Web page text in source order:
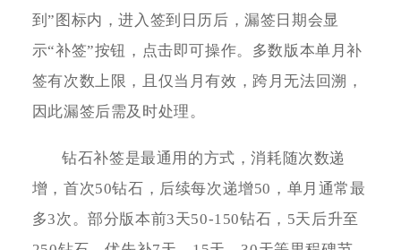
到”图标内，进入签到日历后，漏签日期会显
示“补签”按钮，点击即可操作。多数版本单月补
签有次数上限，且仅当月有效，跨月无法回溯，
因此漏签后需及时处理。
钻石补签是最通用的方式，消耗随次数递
增，首次50钻石，后续每次递增50，单月通常最
多3次。部分版本前3天50-150钻石，5天后升至